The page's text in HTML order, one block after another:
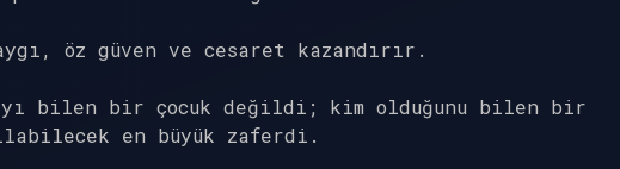
öz güven ve cesaret kazandırır.
bilen bir çocuk değildi; kim olduğunu bilen bir
en büyük zaferdi.